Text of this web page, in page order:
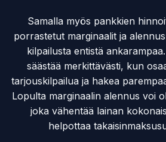
Samalla myös pankkien
porrastetut marginaalit ja
kilpailusta entistä
säästää merkittävästi, kun
tarjouskilpailua ja hakea
Lopulta marginaalin alennus voi
joka vähentää lainan
helpottaa